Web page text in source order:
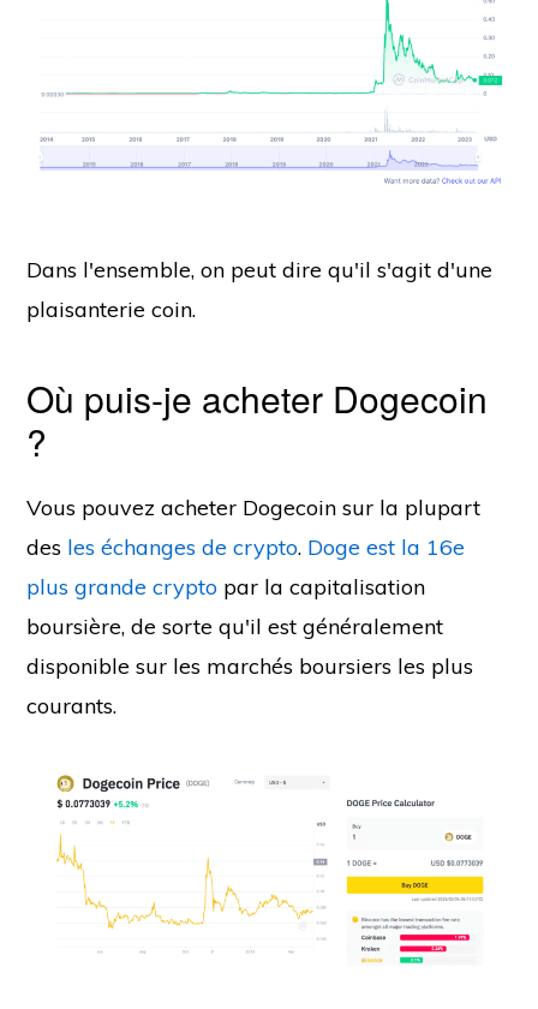
Dans l'ensemble, on peut dire qu'il s'agit d'une
plaisanterie coin.
Où puis-je acheter Dogecoin
?
Vous pouvez acheter Dogecoin sur la plupart
des les échanges de crypto. Doge est la 16e
plus grande crypto par la capitalisation
boursière, de sorte qu'il est généralement
disponible sur les marchés boursiers les plus
courants.